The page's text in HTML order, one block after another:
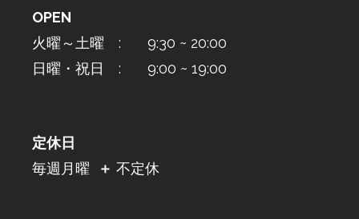
OPEN
火曜～土曜 : 9:30 ~ 20:00
日曜・祝日 : 9:00 ~ 19:00
定休日
毎週月曜
＋ 不定休